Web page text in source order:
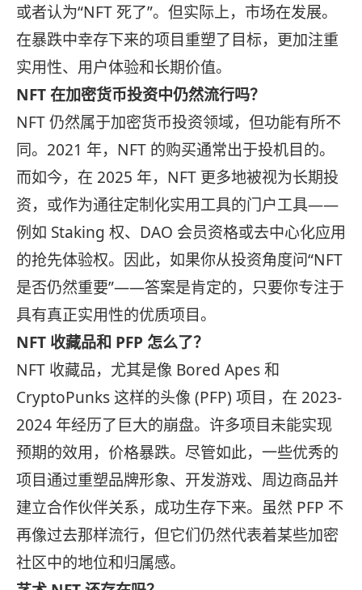
或者认为“NFT 死了”。但实际上，市场在发展。
在暴跌中幸存下来的项目重塑了目标，更加注重
实用性、用户体验和长期价值。
NFT 在加密货币投资中仍然流行吗？
NFT 仍然属于加密货币投资领域，但功能有所不
同。2021 年，NFT 的购买通常出于投机目的。
而如今，在 2025 年，NFT 更多地被视为长期投
资，或作为通往定制化实用工具的门户工具——
例如 Staking 权、DAO 会员资格或去中心化应用
的抢先体验权。因此，如果你从投资角度问“NFT
是否仍然重要”——答案是肯定的，只要你专注于
具有真正实用性的优质项目。
NFT 收藏品和 PFP 怎么了？
NFT 收藏品，尤其是像 Bored Apes 和
CryptoPunks 这样的头像 (PFP​​) 项目，在 2023-
2024 年经历了巨大的崩盘。许多项目未能实现
预期的效用，价格暴跌。尽管如此，一些优秀的
项目通过重塑品牌形象、开发游戏、周边商品并
建立合作伙伴关系，成功生存下来。虽然 PFP 不
再像过去那样流行，但它们仍然代表着某些加密
社区中的地位和归属感。